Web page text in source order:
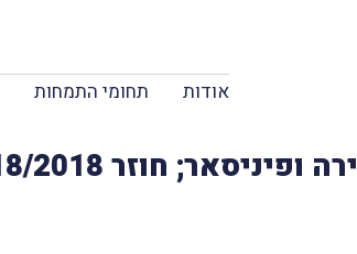
אודות תחומי התמחות
2018 – האומנם רעידת אדמה?